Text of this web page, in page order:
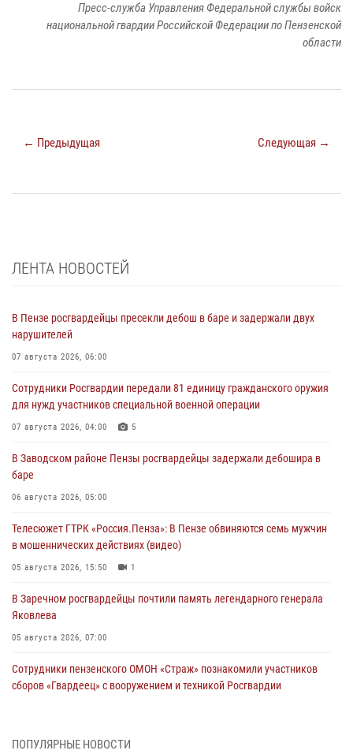
Пресс-служба Управления Федеральной службы войск
национальной гвардии Российской Федерации по Пензенской
области
← Предыдущая Следующая →
ЛЕНТА НОВОСТЕЙ
В Пензе росгвардейцы пресекли дебош в баре и задержали двух
нарушителей
07 августа 2026, 06:00
Сотрудники Росгвардии передали 81 единицу гражданского оружия
для нужд участников специальной военной операции
07 августа 2026, 04:00 5
В Заводском районе Пензы росгвардейцы задержали дебошира в
баре
06 августа 2026, 05:00
Телесюжет ГТРК «Россия.Пенза»: В Пензе обвиняются семь мужчин
в мошеннических действиях (видео)
05 августа 2026, 15:50 1
В Заречном росгвардейцы почтили память легендарного генерала
Яковлева
05 августа 2026, 07:00
Сотрудники пензенского ОМОН «Страж» познакомили участников
сборов «Гвардеец» с вооружением и техникой Росгвардии
В Пензе сотрудники Росгвардии оказали помощь
ПОПУЛЯРНЫЕ НОВОСТИ